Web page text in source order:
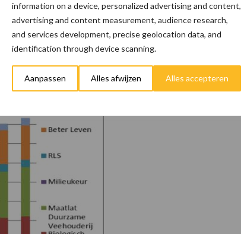
information on a device, personalized advertising and content,
advertising and content measurement, audience research,
and services development, precise geolocation data, and
identification through device scanning.
Aanpassen Alles afwijzen Alles accepteren
samen laat een groei zien van het totaal
Maatlat Duurzame Veehouderij heeft de
percentage duurzame stallen. Als men let op